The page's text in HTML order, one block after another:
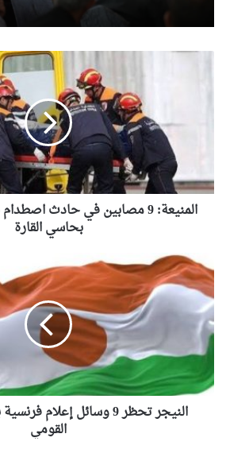
المنيعة:
حافلة
و
شاحنة
المنيعة: 9 مصابين في حادث
بحاسي القارة
النيجر
تحظر
9
وسائل
إعلام
فرنسية
بمبرر
حماية
الأمن
القومي
النيجر تحظر 9 وسائل إعلام
القومي